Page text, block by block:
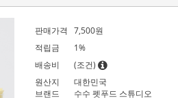
판매가격 7,500원
적립금
1%
배송비
(조건)
원산지
대한민국
브랜드
수수 펫푸드 스튜디오